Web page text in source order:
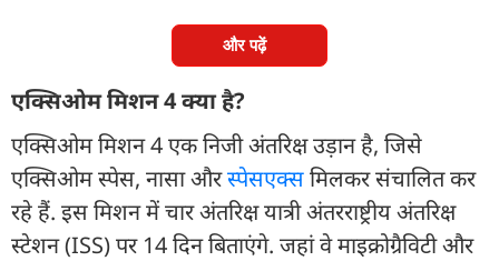
और पढ़ें
एक्सिओम मिशन 4 क्या है?
एक्सिओम मिशन 4 एक निजी अंतरिक्ष उड़ान है, जिसे
एक्सिओम स्पेस, नासा औरस्पेसएक्समिलकर संचालित कर
रहे हैं. इस मिशन में चार अंतरिक्ष यात्री अंतरराष्ट्रीय अंतरिक्ष
स्टेशन (ISS) पर 14 दिन बिताएंगे. जहां वे माइक्रोग्रैविटी और